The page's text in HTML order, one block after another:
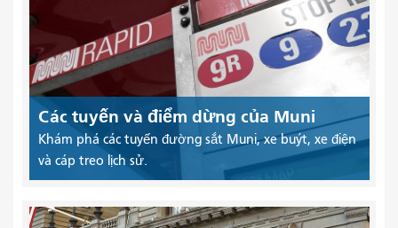
Các tuyến và điểm dừng của Muni
Khám phá các tuyến đường sắt Muni, xe buýt, xe điện
và cáp treo lịch sử.